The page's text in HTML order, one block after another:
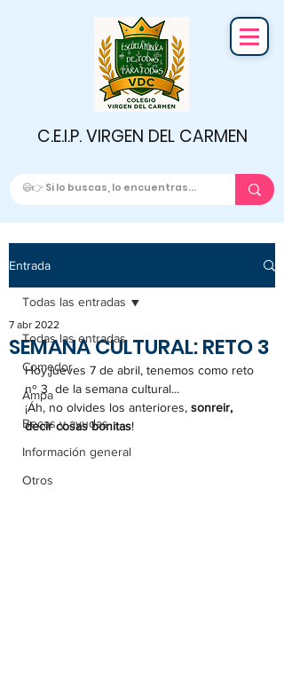
C.E.I.P. VIRGEN DEL CARMEN
Entrada
Todas las entradas
Comedor
Ampa
Becas y ayudas
Información general
Otros
Todas las entradas
SEMANA CULTURAL: RETO 3
7 abr 2022
Hoy,jueves 7 de abril, tenemos como reto
nº 3  de la semana cultural...
¡Áh, no olvides los anteriores, sonreir,
decir cosas bonitas!